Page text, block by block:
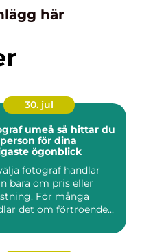
här
30. jul
umeå så hittar du
för dina
ögonblick
fotograf handlar
bara om pris eller
För många
det om förtroende...